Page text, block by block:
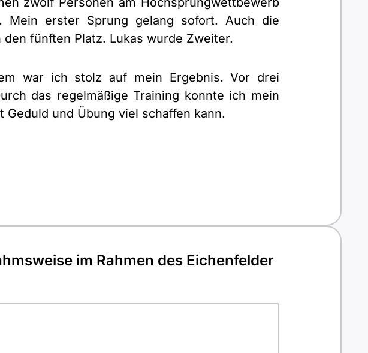
Mein erster Sprung gelang sofort. Auch die
fünften Platz. Lukas wurde Zweiter.
war ich stolz auf mein Ergebnis. Vor drei
das regelmäßige Training konnte ich mein
und Übung viel schaffen kann.
im Rahmen des Eichenfelder